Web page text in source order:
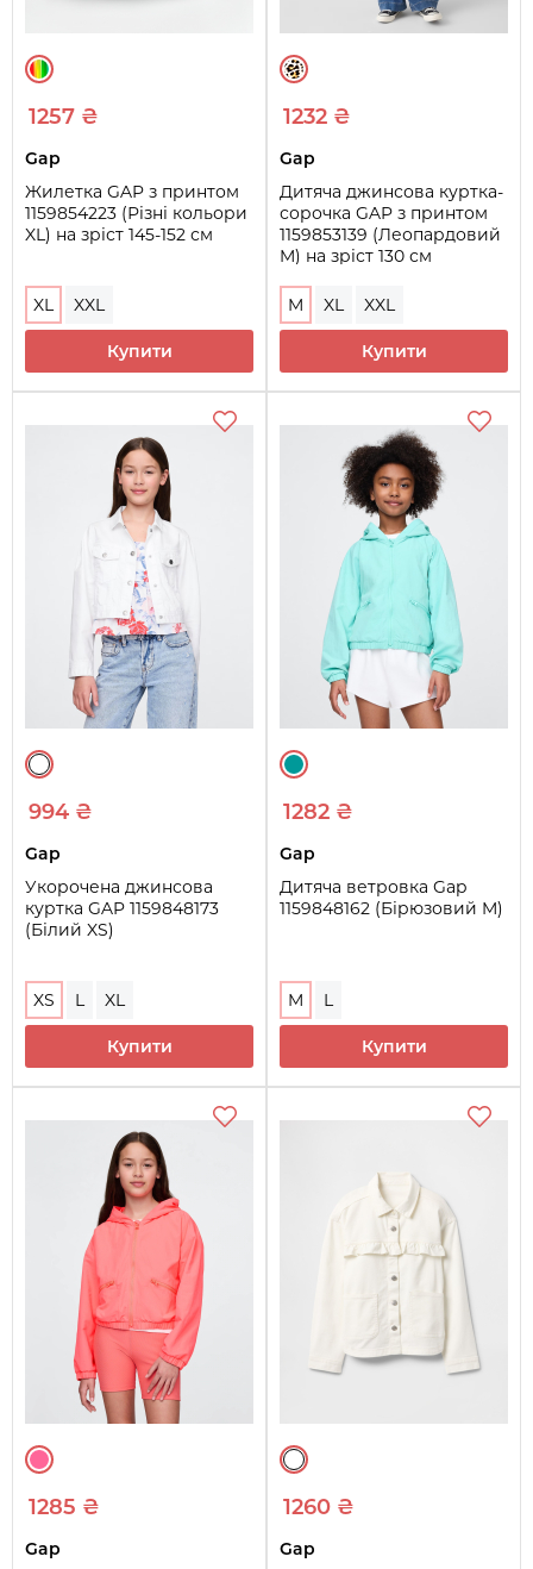
1257 ₴
Gap
Жилетка GAP з принтом
1159854223 (Різні кольори
XL) на зріст 145-152 см
XL XXL
Купити
1232 ₴
Gap
Дитяча джинсова куртка-
сорочка GAP з принтом
1159853139 (Леопардовий
M) на зріст 130 см
M XL XXL
Купити
994 ₴
Gap
Укорочена джинсова
куртка GAP 1159848173
(Білий XS)
XS L XL
Купити
1282 ₴
Gap
Дитяча ветровка Gap
1159848162 (Бірюзовий M)
M L
Купити
1285 ₴
Gap
1260 ₴
Gap